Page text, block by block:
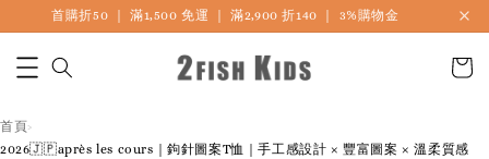
首購折50 ｜ 滿1,500 免運 ｜ 滿2,900 折140 ｜ 3%購物金
首頁›
2026🇯🇵après les cours｜鉤針圖案T恤｜手工感設計 × 豐富圖案 × 溫柔質感